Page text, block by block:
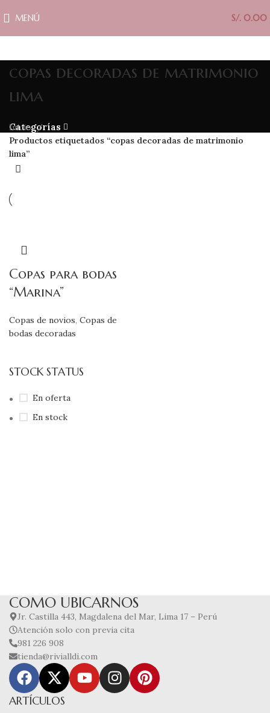
MENÚ S/. 0.00
copas decoradas de matrimonio
lima
Categorías
STOCK STATUS
En oferta
En stock
Inicio
Productos etiquetados “copas decoradas de matrimonio
lima”
Copas para bodas
“Marina”
Copas de novios, Copas de
bodas decoradas
COMO UBICARNOS
Jr. Castilla 443, Magdalena del Mar, Lima 17 – Perú
Atención solo con previa cita
981 226 908
tienda@rivialldi.com
ARTÍCULOS